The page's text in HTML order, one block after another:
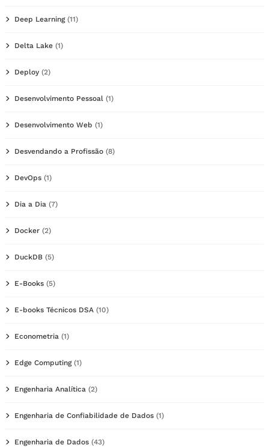
Deep Learning(11)
Delta Lake (1)
Deploy (2)
Desenvolvimento Pessoal (1)
Desenvolvimento Web (1)
Desvendando a Profissão (8)
DevOps (1)
Dia a Dia (7)
Docker (2)
DuckDB (5)
E-Books (5)
E-books Técnicos DSA (10)
Econometria (1)
Edge Computing(1)
Engenharia Analítica (2)
Engenharia de Confiabilidade de Dados (1)
Engenharia de Dados (43)